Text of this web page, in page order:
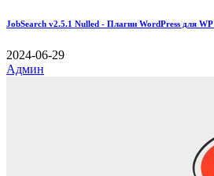
JobSearch v2.5.1 Nulled - Плагин WordPress для
2024-06-29
Админ